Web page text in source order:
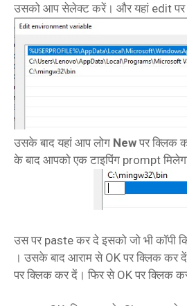
उसको आप सेलेक्ट करें। और यहां edit पर
उसके बाद यहां आप लोग New पर क्लिक
के बाद आपको एक टाइपिंग prompt
उस पर paste कर दे इसको जो भी कॉपी
। उसके बाद आराम से OK पर क्लिक कर
पर क्लिक कर दें। फिर से OK पर क्लिक